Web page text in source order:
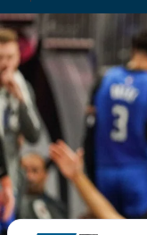
FUTEBOL
COMO
MAIS